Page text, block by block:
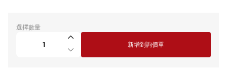
選擇數量
新增到詢價單